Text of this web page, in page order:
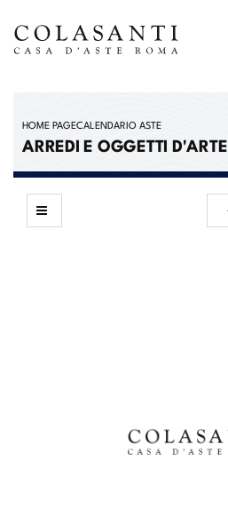
HOME PAGECALENDARIO ASTE
ARREDI E OGGETTI D'ARTE